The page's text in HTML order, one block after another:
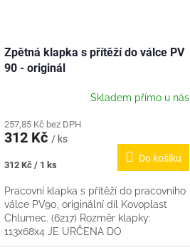
Zpětná klapka s přítěží do válce PV
90 - originál
Skladem přímo u nás
257,85 Kč bez DPH
312 Kč / ks
Měrná
312 Kč / 1 ks
Do košíku
Pracovní klapka s přítěží do pracovního
válce PV90, originální díl Kovoplast
Chlumec. (6217) Rozměr klapky:
113x68x4 JE URČENA DO
PRACOVNÍHO VÁLCE PV90 PUMPY